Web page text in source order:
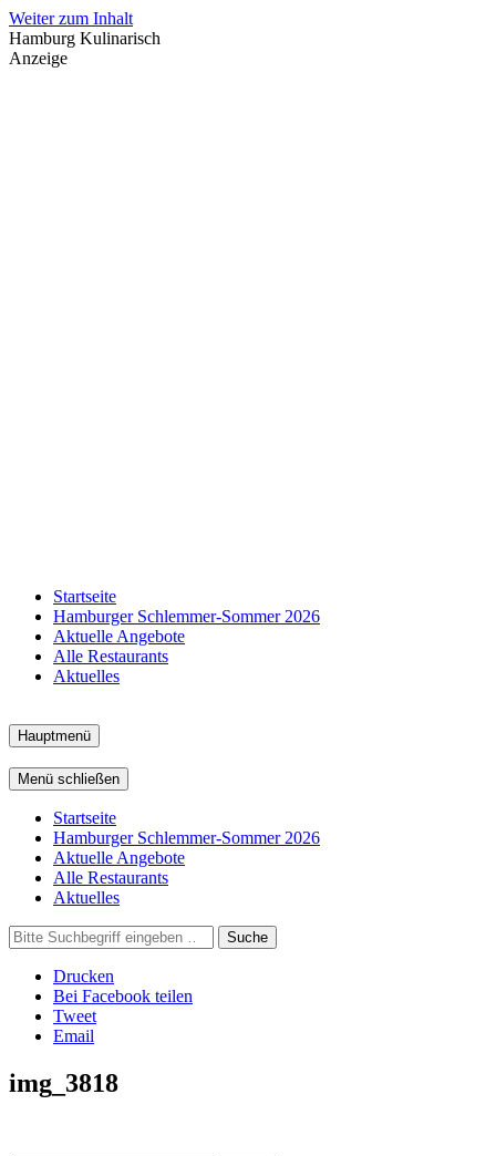
Weiter zum Inhalt
Hamburg Kulinarisch
Anzeige
Startseite
Hamburger Schlemmer-Sommer 2026
Aktuelle Angebote
Alle Restaurants
Aktuelles
Hauptmenü
Menü schließen
Startseite
Hamburger Schlemmer-Sommer 2026
Aktuelle Angebote
Alle Restaurants
Aktuelles
Suche
Drucken
Bei Facebook teilen
Tweet
Email
img_3818